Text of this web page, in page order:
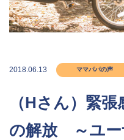
2018.06.13 ママパパの声
（Hさん）緊
の解放 ～ユー